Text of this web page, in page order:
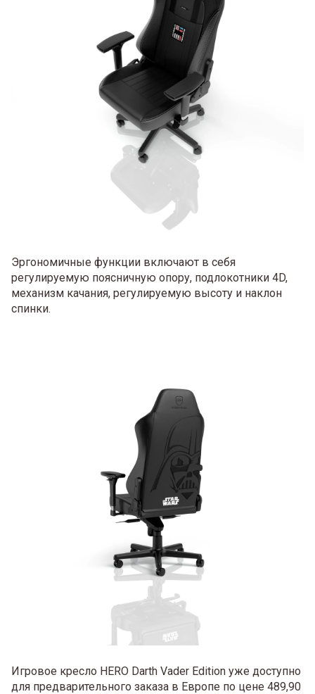
Эргономичные функции включают в себя
регулируемую поясничную опору, подлокотники 4D,
механизм качания, регулируемую высоту и наклон
спинки.
Игровое кресло HERO Darth Vader Edition уже доступно
для предварительного заказа в Европе по цене 489,90